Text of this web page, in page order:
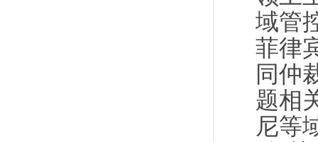
域管
菲律
同仲
题相
尼等